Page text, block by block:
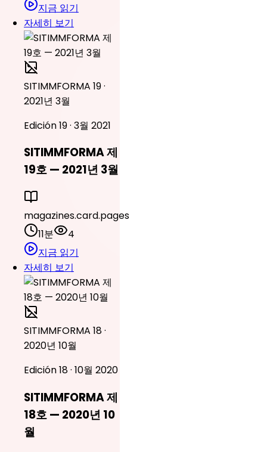
지금 읽기
자세히 보기
SITIMMFORMA 19 ·
2021년 3월
Edición 19 · 3월 2021
SITIMMFORMA 제
19호 — 2021년 3월
magazines.card.pages
11분
4
지금 읽기
자세히 보기
SITIMMFORMA 18 ·
2020년 10월
Edición 18 · 10월 2020
SITIMMFORMA 제
18호 — 2020년 10
월